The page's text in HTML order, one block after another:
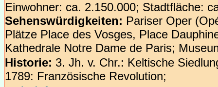
Einwohner: ca. 2.150.000; Stadtfläche:
Sehenswürdigkeiten: Pariser Oper
Plätze Place des Vosges, Place
Kathedrale Notre Dame de Paris;
Historie: 3. Jh. v. Chr.: Keltische
1789: Französische Revolution;